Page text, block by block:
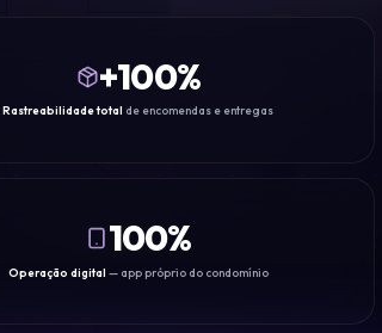
+100%
Rastreabilidade total de encomendas e entregas
100%
Operação digital — app próprio do condomínio